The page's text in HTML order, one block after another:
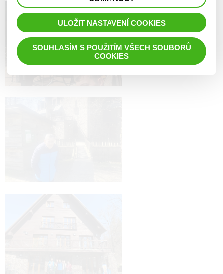
prohlížené zboží apod.
ULOŽIT NASTAVENÍ COOKIES
SOUHLASÍM S POUŽITÍM VŠECH SOUBORŮ
COOKIES